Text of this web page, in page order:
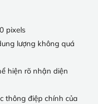
pixels
lượng không quá
hiện rõ nhận diện
thông điệp chính của